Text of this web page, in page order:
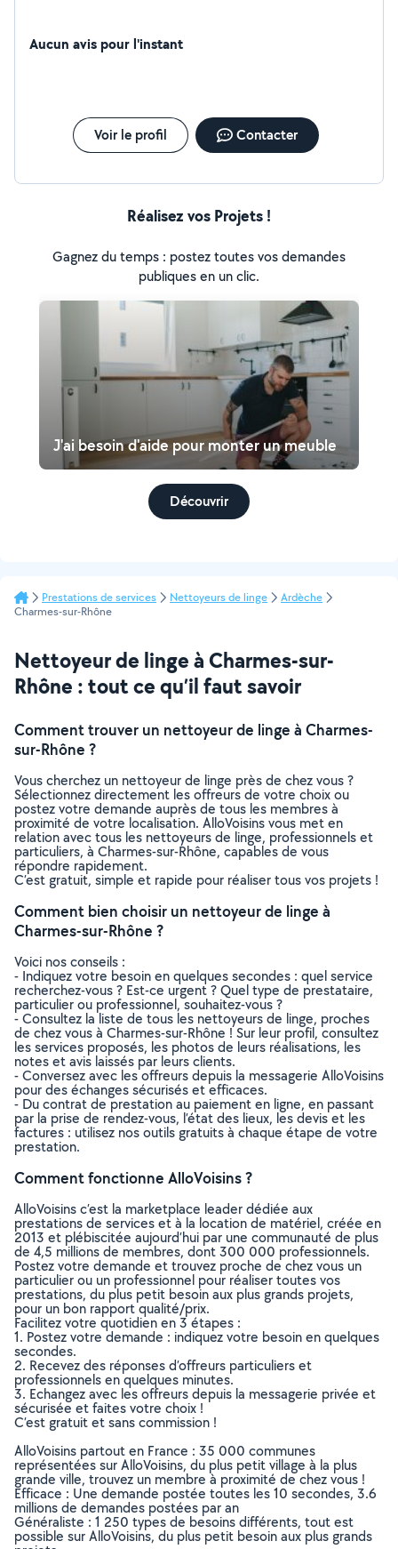
Aucun avis pour l'instant
Voir le profil Contacter
Réalisez vos Projets !
Gagnez du temps : postez toutes vos demandes
publiques en un clic.
J'ai besoin d'aide pour monter un meuble
Découvrir
Prestations de services Nettoyeurs de linge
Ardèche
Charmes-sur-Rhône
Nettoyeur de linge à Charmes-sur-
Rhône : tout ce qu’il faut savoir
Comment trouver un nettoyeur de linge à Charmes-
sur-Rhône ?
Vous cherchez un nettoyeur de linge près de chez vous ?
Sélectionnez directement les offreurs de votre choix ou
postez votre demande auprès de tous les membres à
proximité de votre localisation. AlloVoisins vous met en
relation avec tous les nettoyeurs de linge, professionnels et
particuliers, à Charmes-sur-Rhône, capables de vous
répondre rapidement.
C’est gratuit, simple et rapide pour réaliser tous vos projets !
Comment bien choisir un nettoyeur de linge à
Charmes-sur-Rhône ?
Voici nos conseils :
- Indiquez votre besoin en quelques secondes : quel service
recherchez-vous ? Est-ce urgent ? Quel type de prestataire,
particulier ou professionnel, souhaitez-vous ?
- Consultez la liste de tous les nettoyeurs de linge, proches
de chez vous à Charmes-sur-Rhône ! Sur leur profil, consultez
les services proposés, les photos de leurs réalisations, les
notes et avis laissés par leurs clients.
- Conversez avec les offreurs depuis la messagerie AlloVoisins
pour des échanges sécurisés et efficaces.
- Du contrat de prestation au paiement en ligne, en passant
par la prise de rendez-vous, l’état des lieux, les devis et les
factures : utilisez nos outils gratuits à chaque étape de votre
prestation.
Comment fonctionne AlloVoisins ?
AlloVoisins c’est la marketplace leader dédiée aux
prestations de services et à la location de matériel, créée en
2013 et plébiscitée aujourd’hui par une communauté de plus
de 4,5 millions de membres, dont 300 000 professionnels.
Postez votre demande et trouvez proche de chez vous un
particulier ou un professionnel pour réaliser toutes vos
prestations, du plus petit besoin aux plus grands projets,
pour un bon rapport qualité/prix.
Facilitez votre quotidien en 3 étapes :
1. Postez votre demande : indiquez votre besoin en quelques
secondes.
2. Recevez des réponses d’offreurs particuliers et
professionnels en quelques minutes.
3. Echangez avec les offreurs depuis la messagerie privée et
sécurisée et faites votre choix !
C’est gratuit et sans commission !
AlloVoisins partout en France : 35 000 communes
représentées sur AlloVoisins, du plus petit village à la plus
grande ville, trouvez un membre à proximité de chez vous !
Efficace : Une demande postée toutes les 10 secondes, 3.6
millions de demandes postées par an
Généraliste : 1 250 types de besoins différents, tout est
possible sur AlloVoisins, du plus petit besoin aux plus grands